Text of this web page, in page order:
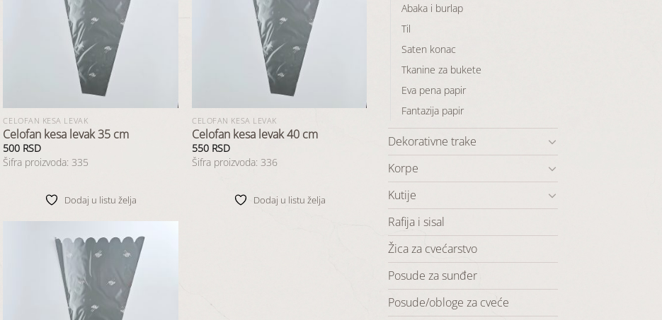
CELOFAN KESA LEVAK
Celofan kesa levak 35 cm
500 RSD
Šifra proizvoda: 335
Dodaj u listu želja
CELOFAN KESA LEVAK
Celofan kesa levak 40 cm
550 RSD
Šifra proizvoda: 336
Dodaj u listu želja
Abaka i burlap
Til
Saten konac
Tkanine za bukete
Eva pena papir
Fantazija papir
Dekorativne trake
Korpe
Kutije
Rafija i sisal
Žica za cvećarstvo
Posude za sunđer
Posude/obloge za cveće